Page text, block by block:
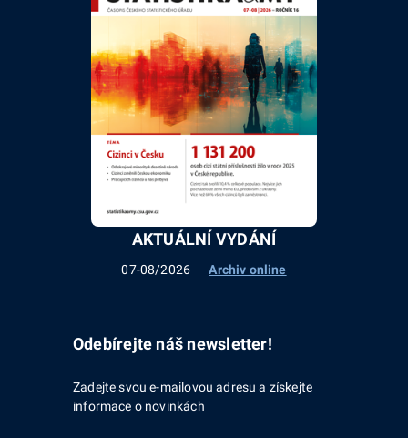
AKTUÁLNÍ VYDÁNÍ
07-08/2026 Archiv online
Odebírejte náš newsletter!
Zadejte svou e-mailovou adresu a získejte
informace o novinkách